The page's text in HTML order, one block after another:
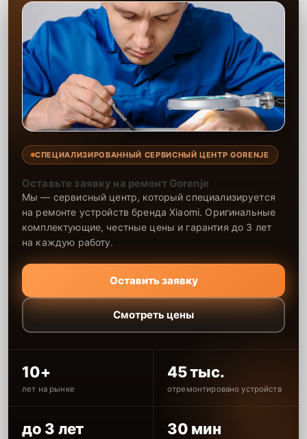
СПЕЦИАЛИЗИРОВАННЫЙ СЕРВИСНЫЙ ЦЕНТР GORENJE
Оставьте заявку на ремонт Gorenje
Мы — сервисный центр, который специализируется
на ремонте устройств бренда Xiaomi. Оригинальные
комплектующие, честные цены и гарантия до 3 лет
на каждую работу.
Оставить заявку
Смотреть цены
10+
лет на рынке
45 тыс.
отремонтировано устройств
до 3 лет 30 мин